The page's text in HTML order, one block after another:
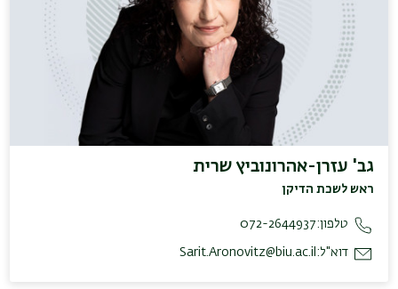
גב' עזרן-אהרונוביץ שרית
ראש לשכת הדיקן
טלפון:072-2644937
דוא"ל: Sarit.Aronovitz@biu.ac.il